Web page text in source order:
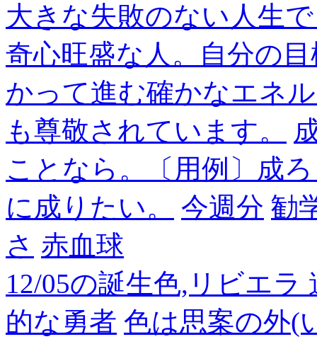
大きな失敗のない人生
奇心旺盛な人。自分の
かって進む確かなエネ
も尊敬されています。
ことなら。〔用例〕成
に成りたい。
今週分 勧
さ 赤血球
12/05の誕生色,リビエ
的な勇者 色は思案の外(